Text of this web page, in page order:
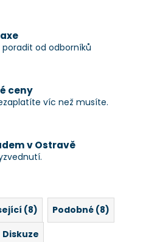
poradit od odborníků
ceny
víc než musíte.
v Ostravě
(8)
Podobné (8)
Diskuze